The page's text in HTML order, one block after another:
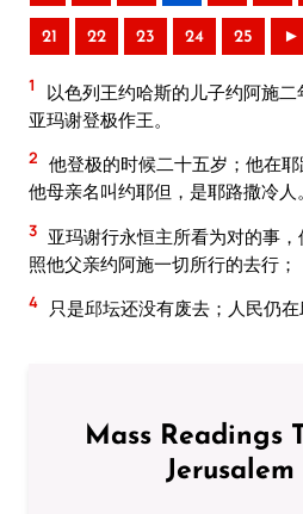
21 22 23 24 25 ►
1
以色列王约哈斯的儿子约阿施
亚玛谢登极作王。
2 他登极的时候二十五岁；他在耶
他母亲名叫约耶但，是耶路撒冷人。
3 亚玛谢行永恒主所看为对的事
照他父亲约阿施一切所行的去行；
4 只是邱坛还没有废去；人民仍在
Mass Readings